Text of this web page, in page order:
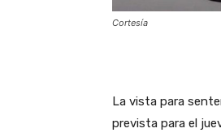
Cortesía
La vista para
prevista para el